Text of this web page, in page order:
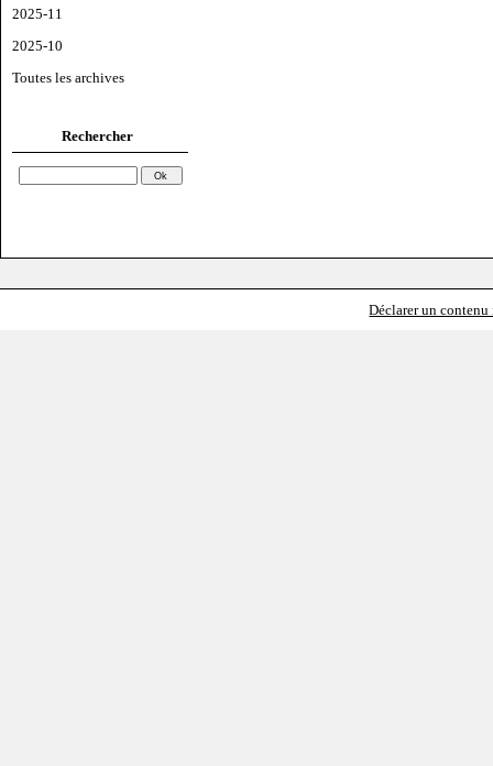
2025-11
2025-10
Toutes les archives
Rechercher
Déclarer un